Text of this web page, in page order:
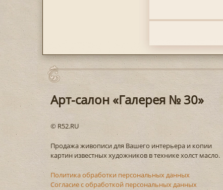
Арт-салон «Галерея № 30»
© R52.RU
Продажа живописи для Вашего интерьера и копии
картин известных художников в технике холст масло.
Политика обработки персональных данных
Согласие с обработкой персональных данных